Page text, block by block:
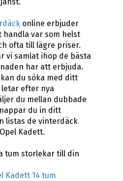
online erbjuder
handla var som helst
ofta till lägre priser.
vi samlat ihop de bästa
har att erbjuda.
kan du söka med ditt
letar efter nya
du mellan dubbade
du in ditt
listas de vinterdäck
Kadett.
tum storlekar till din
Kadett 14 tum